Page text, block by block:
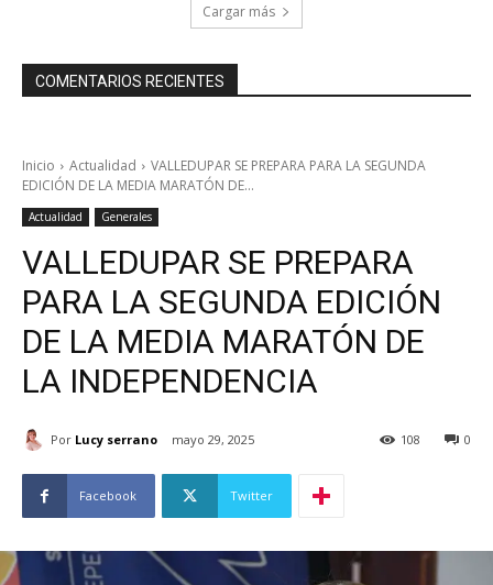
Cargar más
COMENTARIOS RECIENTES